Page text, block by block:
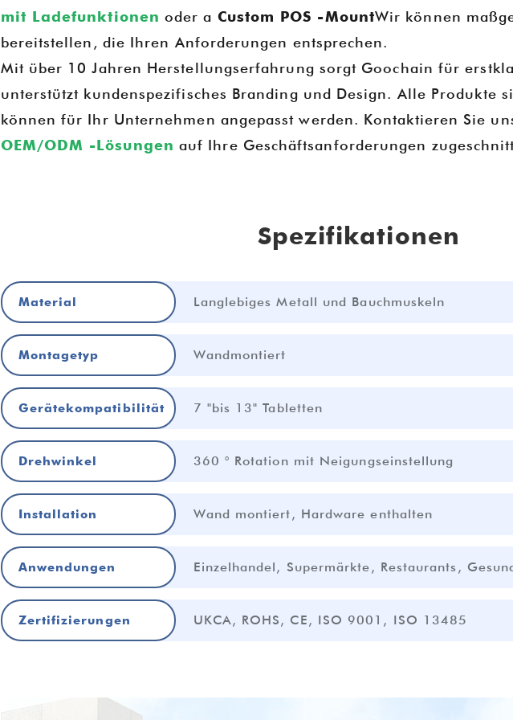
mit Ladefunktionen oder a Custom POS -MountWir können
bereitstellen, die Ihren Anforderungen entsprechen.
Mit über 10 Jahren Herstellungserfahrung sorgt Goochain für
unterstützt kundenspezifisches Branding und Design. Alle Produkte
können für Ihr Unternehmen angepasst werden. Kontaktieren Sie
OEM/ODM -Lösungen auf Ihre Geschäftsanforderungen
Spezifikationen
Material Langlebiges Metall und Bauchmuskeln
Montagetyp Wandmontiert
Gerätekompatibilität 7 "bis 13" Tabletten
Drehwinkel 360 ° Rotation mit Neigungseinstellung
Installation Wand montiert, Hardware enthalten
Anwendungen Einzelhandel, Supermärkte, Restaurants,
Zertifizierungen UKCA, ROHS, CE, ISO 9001, ISO 13485